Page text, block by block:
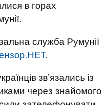
в горах
служба Румунії
звʼязались із
через знайомого